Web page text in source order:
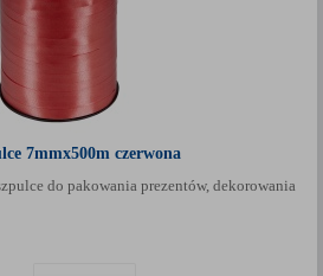
7mmx500m czerwona
do pakowania prezentów, dekorowania